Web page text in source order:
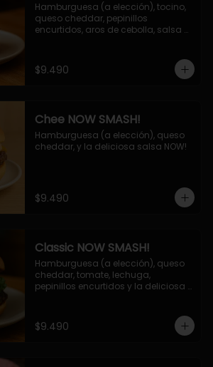
Hamburguesa (a elección), tocino,
queso cheddar, pepinillos
encurtidos, aros de cebolla, salsa
$9.490
Chee NOW SMASH!
Hamburguesa (a elección), queso
cheddar, y la deliciosa salsa NOW!
$9.490
Classic NOW SMASH!
Hamburguesa (a elección), queso
cheddar, tomate, lechuga,
pepinillos encurtidos y la deliciosa
$9.490